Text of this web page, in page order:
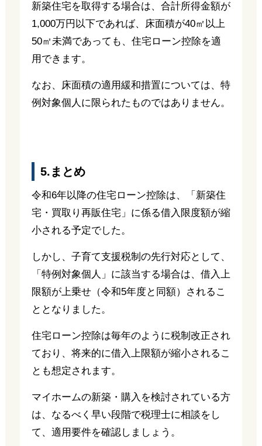
新築住宅を取得する場合は、合計所得金額が
1,000万円以下であれば、床面積が40㎡以上
50㎡未満であっても、住宅ローン控除を適
用できます。
なお、床面積の適用緩和措置については、特
例対象個人に限られたものではありません。
5.まとめ
令和6年以降の住宅ローン控除は、「新築住
宅・買取り再販住宅」に係る借入限度額が縮
小される予定でした。
しかし、子育て支援税制の先行対応として、
「特例対象個人」に該当する場合は、借入上
限額が上乗せ（令和5年度と同額）されるこ
ととなりました。
住宅ローン控除は毎年のように税制改正され
ており、将来的に借入上限額が縮小されるこ
とも想定されます。
マイホームの新築・購入を検討されている方
は、なるべく早い段階で税理士に相談をし
て、適用要件を確認しましょう。